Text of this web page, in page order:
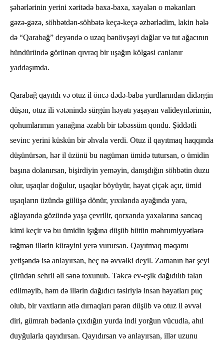
şəhərlərinin yerini xəritədə baxa-baxa, xəyalən o məkanları
gəzə-gəzə, söhbətdən-söhbətə keçə-keçə əzbərlədim, lakin hələ
də “Qarabağ” deyəndə o uzaq bənövşəyi dağlar və tut ağacının
hündüründə görünən qıvraq bir uşağın kölgəsi canlanır
yaddaşımda.
Qarabağ qayıtdı və otuz il öncə dədə-baba yurdlarından didərgin
düşən, otuz ili vətənində sürgün həyatı yaşayan valideynlərimin,
qohumlarımın yanağına əzablı bir təbəssüm qondu. Şiddətli
sevinc yerini küskün bir əhvala verdi. Otuz il qayıtmaq haqqında
düşünürsən, hər il üzünü bu nagüman ümidə tutursan, o ümidin
başına dolanırsan, bişirdiyin yeməyin, danışdığın söhbətin duzu
olur, uşaqlar doğulur, uşaqlar böyüyür, həyat çiçək açır, ümid
uşaqların üzündə gülüşə dönür, yıxılanda ayağında yara,
ağlayanda gözündə yaşa çevrilir, qorxanda yaxalarına sancaq
kimi keçir və bu ümidin işığına düşüb bütün məhrumiyyətlərə
rəğmən illərin kürəyini yerə vurursan. Qayıtmaq məqamı
yetişəndə isə anlayırsan, heç nə əvvəlki deyil. Zamanın hər şeyi
çürüdən sehrli əli sənə toxunub. Təkcə ev-eşik dağıdılıb talan
edilməyib, həm də illərin dağıdıcı təsiriylə insan həyatları puç
olub, bir vaxtların ətlə dırnaqları pərən düşüb və otuz il əvvəl
diri, gümrah bədənlə çıxdığın yurda indi yorğun vücudla, ahıl
duyğularla qayıdırsan. Qayıdırsan və anlayırsan, illər uzunu